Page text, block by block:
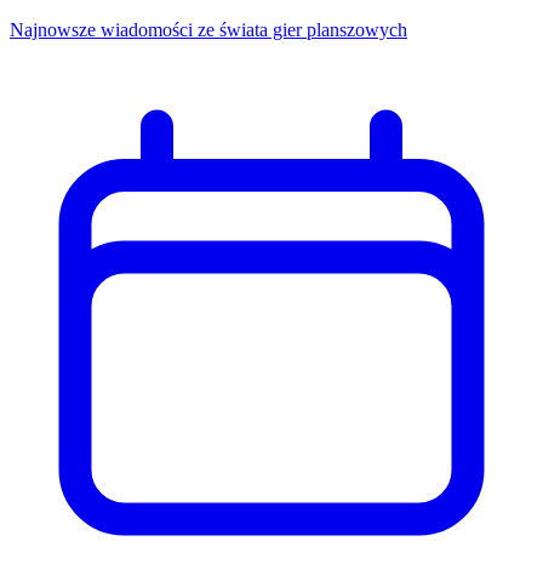
Najnowsze wiadomości ze świata gier planszowych